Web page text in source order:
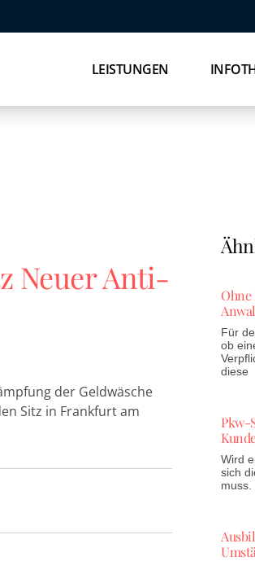
LEISTUNGEN
Neuer Anti-
der Geldwäsche
Sitz in Frankfurt am
Ohne
Für
ob
diese
Pkw-
Wird
sich
muss.